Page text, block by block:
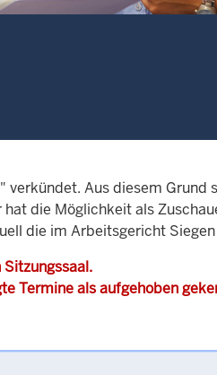
Aus diesem Grund
die Möglichkeit als
die im Arbeitsgericht
Termine als aufgehoben